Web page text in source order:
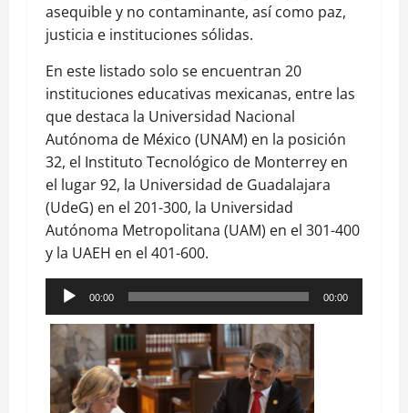
asequible y no contaminante, así como paz,
justicia e instituciones sólidas.
En este listado solo se encuentran 20
instituciones educativas mexicanas, entre las
que destaca la Universidad Nacional
Autónoma de México (UNAM) en la posición
32, el Instituto Tecnológico de Monterrey en
el lugar 92, la Universidad de Guadalajara
(UdeG) en el 201-300, la Universidad
Autónoma Metropolitana (UAM) en el 301-400
y la UAEH en el 401-600.
Reproductor
de
audio
00:00 00:00